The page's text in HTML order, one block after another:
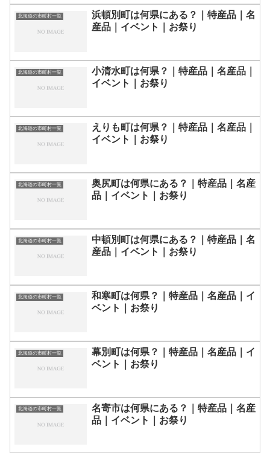
北海道の市町村一覧
浜頓別町は何県にある？｜特産品｜名
産品｜イベント｜お祭り
北海道の市町村一覧
小清水町は何県？｜特産品｜名産品｜
イベント｜お祭り
北海道の市町村一覧
えりも町は何県？｜特産品｜名産品｜
イベント｜お祭り
北海道の市町村一覧
奥尻町は何県にある？｜特産品｜名産
品｜イベント｜お祭り
北海道の市町村一覧
中頓別町は何県にある？｜特産品｜名
産品｜イベント｜お祭り
北海道の市町村一覧
和寒町は何県？｜特産品｜名産品｜イ
ベント｜お祭り
北海道の市町村一覧
幕別町は何県？｜特産品｜名産品｜イ
ベント｜お祭り
北海道の市町村一覧
名寄市は何県にある？｜特産品｜名産
品｜イベント｜お祭り